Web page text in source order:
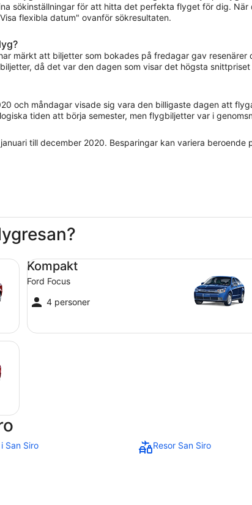
sökinställningar för att hitta det perfekta flyget för dig.
flexibla datum" ovanför sökresultaten.
märkt att biljetter som bokades på fredagar gav resenärer
då det var den dagen som visar det högsta
och måndagar visade sig vara den billigaste dagen att
tiden att börja semester, men flygbiljetter var i
till december 2020. Besparingar kan variera beroende
Kompakt
Ford Focus
4 personer
Kompakt Ford Focus
San Siro Resor San Siro